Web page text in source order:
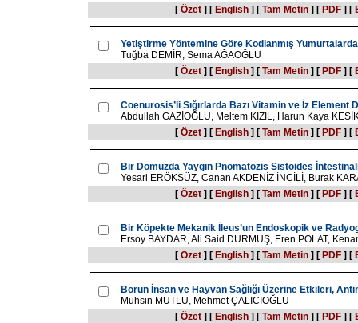
[ Özet ] [ English ] [ Tam Metin ] [ PDF ] [
Yetiştirme Yöntemine Göre Kodlanmış
Tuğba DEMİR, Sema AĞAOĞLU
[ Özet ] [ English ] [ Tam Metin ] [ PDF ] [
Coenurosis’li Sığırlarda Bazı Vitamin ve İz Element
Abdullah GAZİOĞLU, Meltem KIZIL, Harun Kaya
[ Özet ] [ English ] [ Tam Metin ] [ PDF ] [
Bir Domuzda Yaygın Pnömatozis Sistoides
Yesari ERÖKSÜZ, Canan AKDENİZ İNCİLİ, Burak
[ Özet ] [ English ] [ Tam Metin ] [ PDF ] [
Bir Köpekte Mekanik İleus’un Endoskopik ve
Ersoy BAYDAR, Ali Said DURMUŞ, Eren POLAT,
[ Özet ] [ English ] [ Tam Metin ] [ PDF ] [
Borun İnsan ve Hayvan Sağlığı Üzerine Etkileri,
Muhsin MUTLU, Mehmet ÇALICIOĞLU
[ Özet ] [ English ] [ Tam Metin ] [ PDF ] [